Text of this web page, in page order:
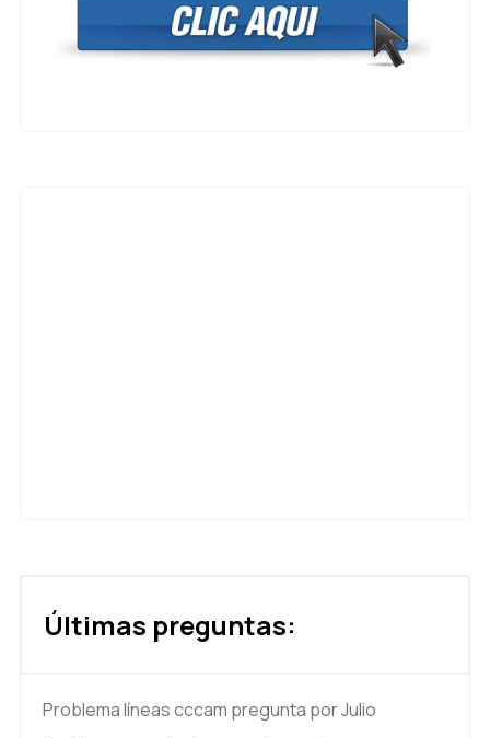
Últimas preguntas:
Problema líneas cccam pregunta por Julio